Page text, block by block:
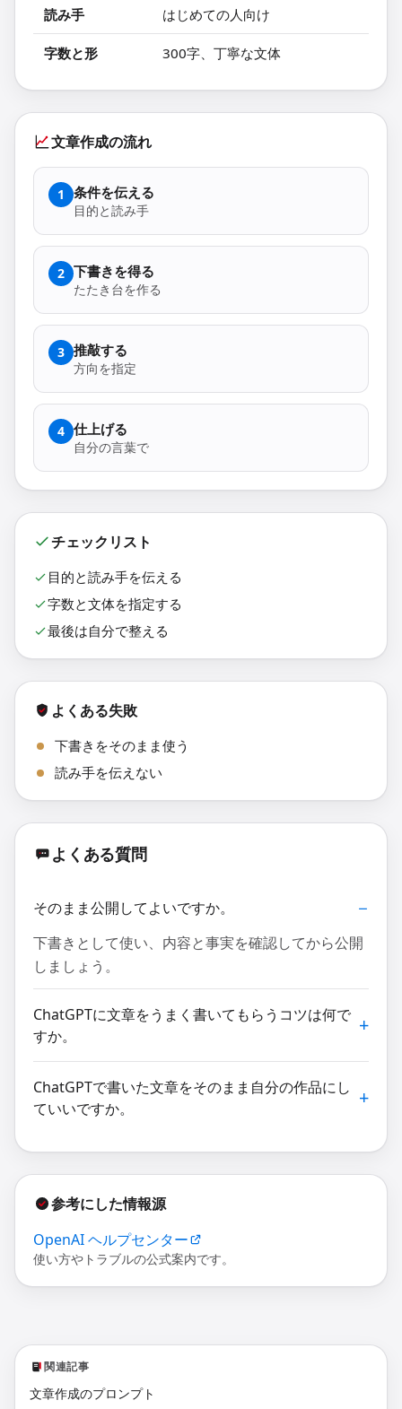
読み手 はじめての人向け
字数と形 300字、丁寧な文体
文章作成の流れ
1 条件を伝える
目的と読み手
2 下書きを得る
たたき台を作る
3 推敲する
方向を指定
4 仕上げる
自分の言葉で
チェックリスト
目的と読み手を伝える
字数と文体を指定する
最後は自分で整える
よくある失敗
下書きをそのまま使う
読み手を伝えない
よくある質問
そのまま公開してよいですか。
下書きとして使い、内容と事実を確認してから公開
しましょう。
ChatGPTに文章をうまく書いてもらうコツは何で
すか。
ChatGPTで書いた文章をそのまま自分の作品にし
ていいですか。
参考にした情報源
OpenAI ヘルプセンター
使い方やトラブルの公式案内です。
関連記事
文章作成のプロンプト